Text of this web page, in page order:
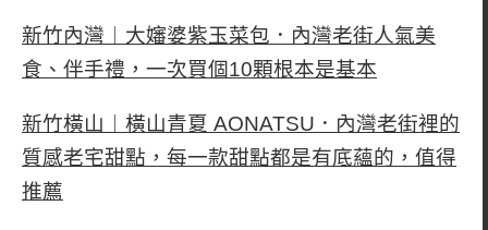
新竹內灣︱大嬸婆紫玉菜包．內灣老街人氣美
食、伴手禮，一次買個10顆根本是基本
新竹橫山︱橫山青夏 AONATSU．內灣老街裡的
質感老宅甜點，每一款甜點都是有底蘊的，值得
推薦